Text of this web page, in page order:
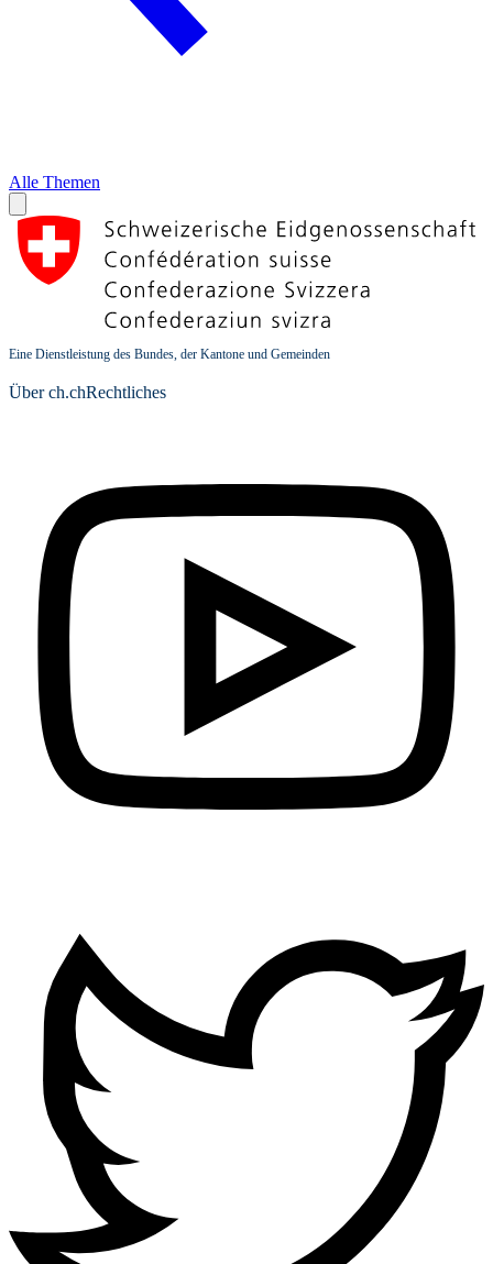
Alle Themen
Eine Dienstleistung des Bundes, der Kantone und Gemeinden
Über ch.chRechtliches